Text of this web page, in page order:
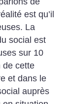
est qu’il
La
social est
sur 10
de cette
et dans le
auprès